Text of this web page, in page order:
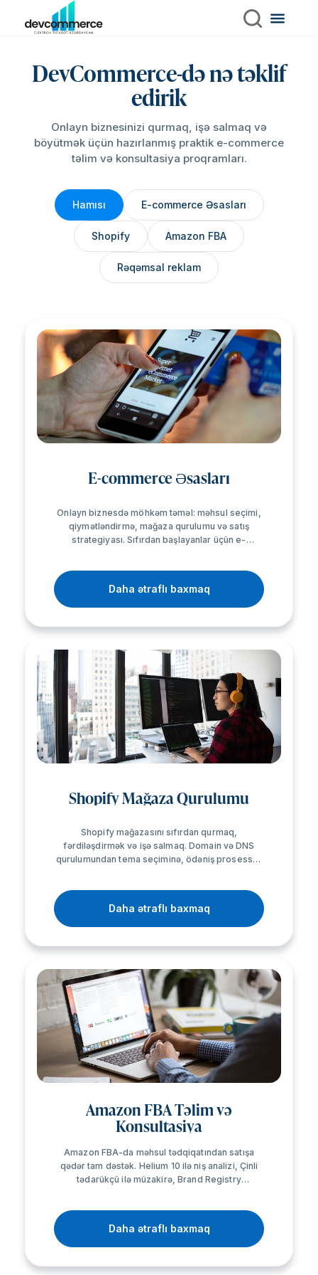
DevCommerce-də nə təklif
edirik
Onlayn biznesinizi qurmaq, işə salmaq və
böyütmək üçün hazırlanmış praktik e-commerce
təlim və konsultasiya proqramları.
Hamısı E-commerce Əsasları
Shopify Amazon FBA
Rəqəmsal reklam
E-commerce Əsasları
Onlayn biznesdə möhkəm təməl: məhsul seçimi,
qiymətləndirmə, mağaza qurulumu və satış
strategiyası. Sıfırdan başlayanlar üçün e-
Daha ətraflı baxmaq
Shopify Mağaza Qurulumu
Shopify mağazasını sıfırdan qurmaq,
fərdiləşdirmək və işə salmaq. Domain və DNS
qurulumundan tema seçiminə, ödəniş prosessor
Daha ətraflı baxmaq
Amazon FBA Təlim və
Konsultasiya
Amazon FBA-da məhsul tədqiqatından satışa
qədər tam dəstək. Helium 10 ilə niş analizi, Çinli
tədarükçü ilə müzakirə, Brand Registry
Daha ətraflı baxmaq